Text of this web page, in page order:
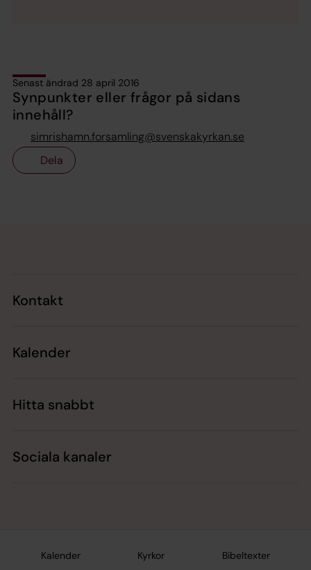
Kalender Kyrkor Bibeltexter
Senast ändrad 28 april 2016
Synpunkter eller frågor på sidans
innehåll?
simrishamn.forsamling@svenskakyrkan.se
Dela
Kontakt
Kalender
Hitta snabbt
Sociala kanaler